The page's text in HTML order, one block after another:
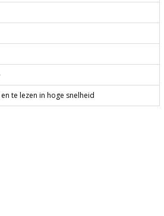
te lezen in hoge snelheid